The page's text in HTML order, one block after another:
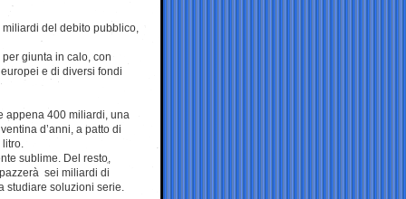
del debito pubblico,
giunta in calo, con
e di diversi fondi
appena 400 miliardi, una
d’anni, a patto di
litro.
sublime. Del resto,
sei miliardi di
studiare soluzioni serie.